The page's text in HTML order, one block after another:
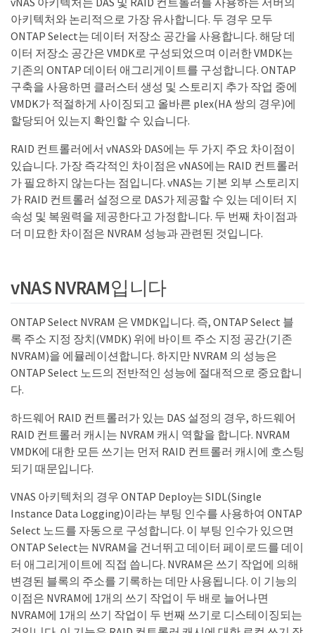
아키텍처와 논리적으로 가장 유사합니다. 두 경우 모두
ONTAP Select는 데이터 저장소 공간을 사용합니다. 해당 데
이터 저장소 공간은 VMDK로 구성되었으며 이러한 VMDK는
기존의 ONTAP 데이터 애그리게이트를 구성합니다. ONTAP
구축을 사용하면 클러스터 생성 및 스토리지 추가 작업 중에
VMDK가 적절하게 사이징되고 올바른 plex(HA 쌍의 경우)에
할당되어 있는지 확인할 수 있습니다.
RAID 컨트롤러에서 vNAS와 DAS에는 두 가지 주요 차이점이
있습니다. 가장 즉각적인 차이점은 vNAS에는 RAID 컨트롤러
가 필요하지 않는다는 점입니다. vNAS는 기본 외부 스토리지
가 RAID 컨트롤러 설정으로 DAS가 제공할 수 있는 데이터 지
속성 및 복원력을 제공한다고 가정합니다. 두 번째 차이점과
더 미묘한 차이점은 NVRAM 성능과 관련된 것입니다.
vNAS NVRAM입니다
ONTAP Select NVRAM 은 VMDK입니다. 즉, ONTAP Select 블
록 주소 지정 장치(VMDK) 위에 바이트 주소 지정 공간(기존
NVRAM)을 에뮬레이션합니다. 하지만 NVRAM 의 성능은
ONTAP Select 노드의 전반적인 성능에 절대적으로 중요합니
다.
하드웨어 RAID 컨트롤러가 있는 DAS 설정의 경우, 하드웨어
RAID 컨트롤러 캐시는 NVRAM 캐시 역할을 합니다. NVRAM
VMDK에 대한 모든 쓰기는 먼저 RAID 컨트롤러 캐시에 호스팅
되기 때문입니다.
VNAS 아키텍처의 경우 ONTAP Deploy는 SIDL(Single
Instance Data Logging)이라는 부팅 인수를 사용하여 ONTAP
Select 노드를 자동으로 구성합니다. 이 부팅 인수가 있으면
ONTAP Select는 NVRAM을 건너뛰고 데이터 페이로드를 데이
터 애그리게이트에 직접 씁니다. NVRAM은 쓰기 작업에 의해
변경된 블록의 주소를 기록하는 데만 사용됩니다. 이 기능의
이점은 NVRAM에 1개의 쓰기 작업이 두 배로 늘어나면
NVRAM에 1개의 쓰기 작업이 두 번째 쓰기로 디스테이징되는